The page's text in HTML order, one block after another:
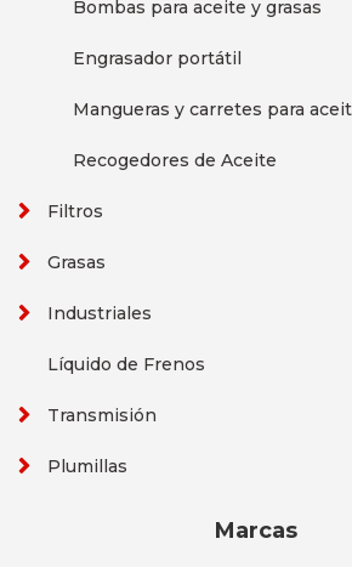
Bombas para aceite y grasas
Engrasador portátil
Mangueras y carretes para
Recogedores de Aceite
Filtros
Grasas
Industriales
Líquido de Frenos
Transmisión
Plumillas
Marcas